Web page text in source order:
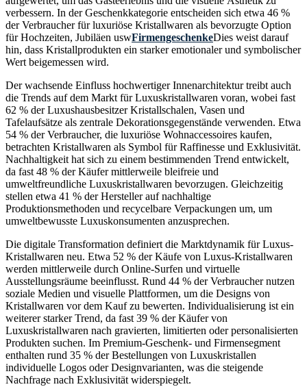
verbessern. In der Geschenkkategorie entscheiden sich etwa 46 %
der Verbraucher für luxuriöse Kristallwaren als bevorzugte Option
für Hochzeiten, Jubiläen uswFirmengeschenkeDies weist darauf
hin, dass Kristallprodukten ein starker emotionaler und symbolischer
Wert beigemessen wird.
Der wachsende Einfluss hochwertiger Innenarchitektur treibt auch
die Trends auf dem Markt für Luxuskristallwaren voran, wobei fast
62 % der Luxushausbesitzer Kristallschalen, Vasen und
Tafelaufsätze als zentrale Dekorationsgegenstände verwenden. Etwa
54 % der Verbraucher, die luxuriöse Wohnaccessoires kaufen,
betrachten Kristallwaren als Symbol für Raffinesse und Exklusivität.
Nachhaltigkeit hat sich zu einem bestimmenden Trend entwickelt,
da fast 48 % der Käufer mittlerweile bleifreie und
umweltfreundliche Luxuskristallwaren bevorzugen. Gleichzeitig
stellen etwa 41 % der Hersteller auf nachhaltige
Produktionsmethoden und recycelbare Verpackungen um, um
umweltbewusste Luxuskonsumenten anzusprechen.
Die digitale Transformation definiert die Marktdynamik für Luxus-
Kristallwaren neu. Etwa 52 % der Käufe von Luxus-Kristallwaren
werden mittlerweile durch Online-Surfen und virtuelle
Ausstellungsräume beeinflusst. Rund 44 % der Verbraucher nutzen
soziale Medien und visuelle Plattformen, um die Designs von
Kristallwaren vor dem Kauf zu bewerten. Individualisierung ist ein
weiterer starker Trend, da fast 39 % der Käufer von
Luxuskristallwaren nach gravierten, limitierten oder personalisierten
Produkten suchen. Im Premium-Geschenk- und Firmensegment
enthalten rund 35 % der Bestellungen von Luxuskristallen
individuelle Logos oder Designvarianten, was die steigende
Nachfrage nach Exklusivität widerspiegelt.